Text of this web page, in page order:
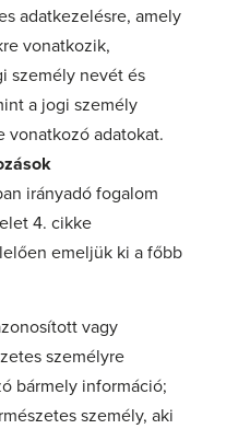
adatkezelésre, amely
vonatkozik,
személy nevét és
a jogi személy
vonatkozó adatokat.
irányadó fogalom
4. cikke
emeljük ki a főbb
vagy
személyre
bármely információ;
személy, aki